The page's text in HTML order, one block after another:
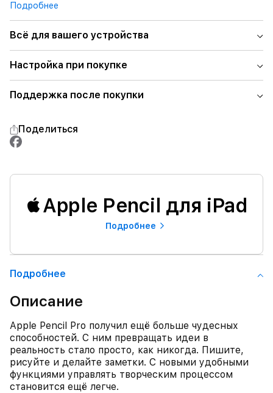
Подробнее
Всё для вашего устройства
Настройка при покупке
Поддержка после покупки
Поделиться
Apple Pencil для iPad
Подробнее
Подробнее
Описание
Apple Pencil Pro получил ещё больше чудесных
способностей. С ним превращать идеи в
реальность стало просто, как никогда. Пишите,
рисуйте и делайте заметки. С новыми удобными
функциями управлять творческим процессом
становится ещё легче.